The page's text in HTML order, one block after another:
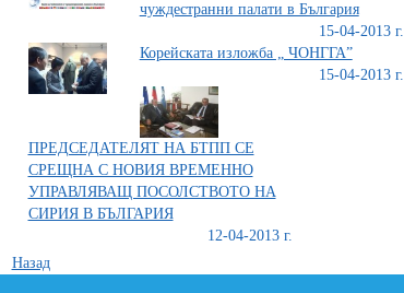
чуждестранни палати в България
15-04-2013 г.
Корейската изложба „ ЧОНГГА”
15-04-2013 г.
ПРЕДСЕДАТЕЛЯТ НА БТПП СЕ
СРЕЩНА С НОВИЯ ВРЕМЕННО
УПРАВЛЯВАЩ ПОСОЛСТВОТО НА
СИРИЯ В БЪЛГАРИЯ
12-04-2013 г.
Назад